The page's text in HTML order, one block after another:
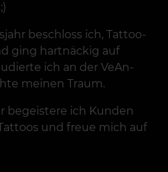
beschloss ich, Tattoo-
ging hartnäckig auf
ich an der VeAn-
meinen Traum.
begeistere ich Kunden
und freue mich auf